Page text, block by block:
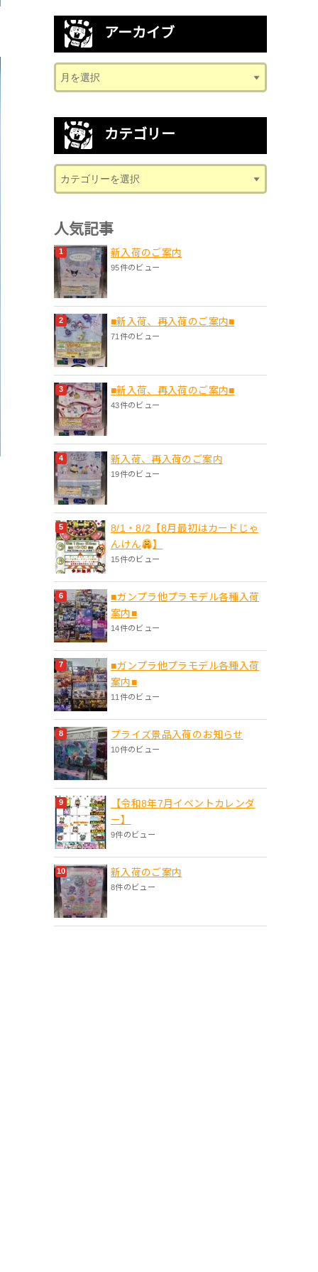
アーカイブ
カテゴリー
人気記事
新入荷のご案内
95件のビュー
■新入荷、再入荷のご案内■
71件のビュー
■新入荷、再入荷のご案内■
43件のビュー
新入荷、再入荷のご案内
19件のビュー
8/1・8/2【8月最初はカードじゃ
んけん
】
15件のビュー
■ガンプラ他プラモデル各種入荷
案内■
14件のビュー
■ガンプラ他プラモデル各種入荷
案内■
11件のビュー
プライズ景品入荷のお知らせ
10件のビュー
【令和8年7月イベントカレンダ
ー】
9件のビュー
新入荷のご案内
8件のビュー